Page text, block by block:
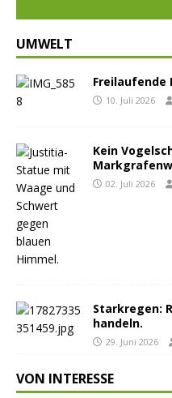
UMWELT
Freilaufende
10. Juli 2026
Kein
02. Juli 2026
Starkregen:
handeln.
29. Juni 2026
VON INTERESSE